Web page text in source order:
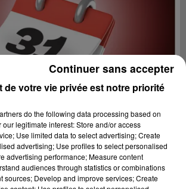
de votre vie privée est notre priorité
do the following data processing based on
legitimate interest: Store and/or access
Use limited data to select advertising; Create
advertising; Use profiles to select personalised
advertising performance; Measure content
audiences through statistics or combinations
sources; Develop and improve services; Create
Continuer sans accepter